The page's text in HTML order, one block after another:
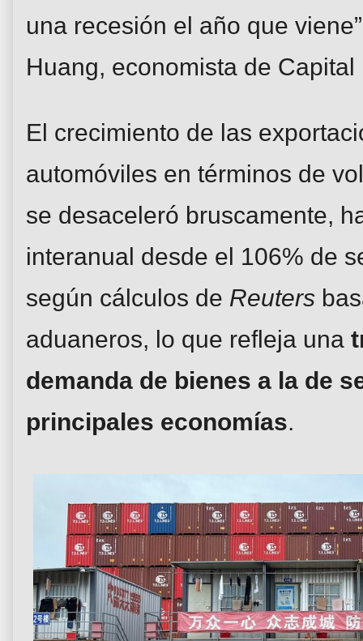
una recesión el año que
Huang, economista de Capital
El crecimiento de las
automóviles en términos de
se desaceleró bruscamente,
interanual desde el 106% de
según cálculos de Reuters
aduaneros, lo que refleja una
demanda de bienes a la de
principales economías.